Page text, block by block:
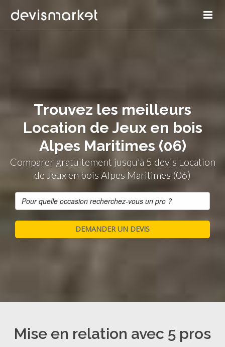
Trouvez les meilleurs
Location de Jeux en bois
Alpes Maritimes (06)
Comparer gratuitement jusqu'à 5 devis Location
de Jeux en bois Alpes Maritimes (06)
Mise en relation avec 5 pros